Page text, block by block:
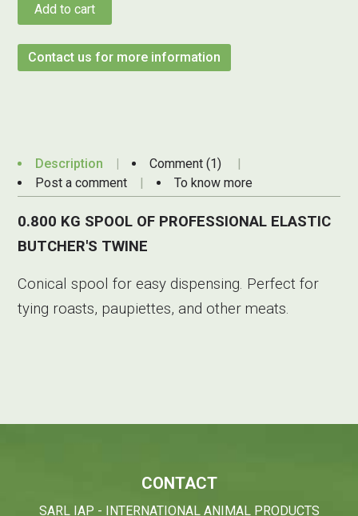
Add to cart
Contact us for more information
Description
Comment (1)
Post a comment
To know more
0.800 KG SPOOL OF PROFESSIONAL ELASTIC
BUTCHER'S TWINE
Conical spool for easy dispensing. Perfect for
tying roasts, paupiettes, and other meats.
CONTACT
SARL IAP - INTERNATIONAL ANIMAL PRODUCTS